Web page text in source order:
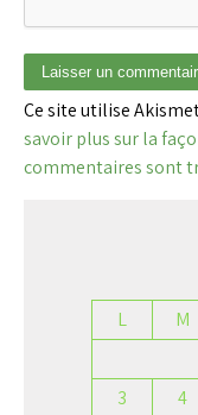
Ce site utilise
savoir plus sur la
commentaires sont
L
M
3
4